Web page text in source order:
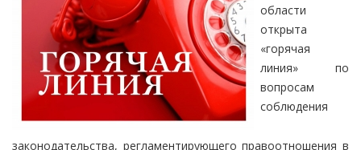
области
открыта
«горячая
линия» по
вопросам
соблюдения
законодательства, регламентирующего правоотношения в